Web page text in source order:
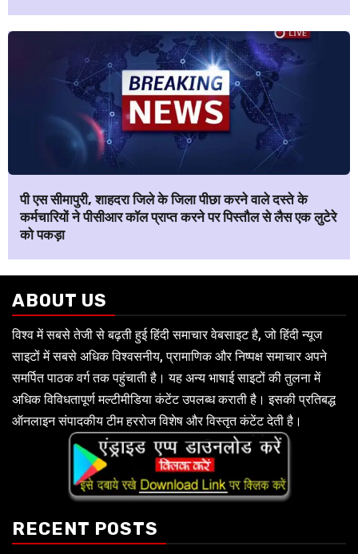
पी एस सीमापुरी, शाहदरा जिले के जिला पीछा करने वाले दस्ते के
कर्मचारियों ने पीसीआर कॉल प्राप्त करने पर पिस्तौल से लैस एक लुटेरे
को पकड़ा
ABOUT US
विश्व में सबसे तेजी से बढ़ती हुई हिंदी समाचार वेबसाइट है, जो हिंदी न्यूज
साइटों में सबसे अधिक विश्वसनीय, प्रामाणिक और निष्पक्ष समाचार अपने
समर्पित पाठक वर्ग तक पहुंचाती है। यह अन्य भाषाई साइटों की तुलना में
अधिक विविधतापूर्ण मल्टीमीडिया कंटेंट उपलब्ध कराती है। इसकी प्रतिबद्ध
ऑनलाइन संपादकीय टीम हररोज विशेष और विस्तृत कंटेंट देती है।
RECENT POSTS